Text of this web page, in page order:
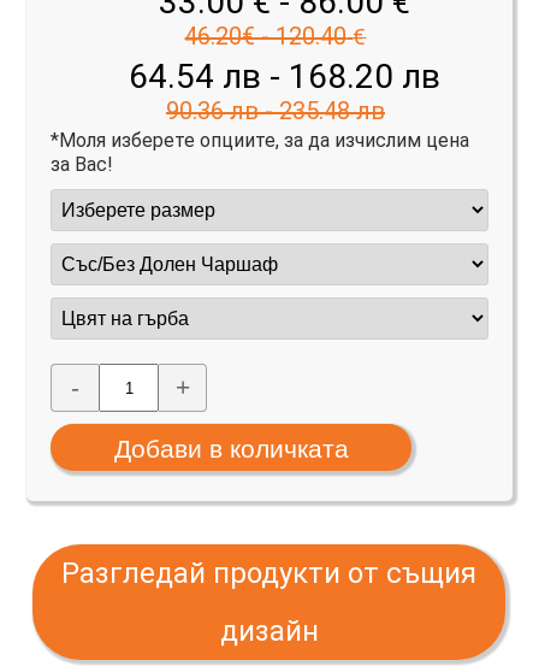
46.20€ - 120.40 €
64.54 лв - 168.20 лв
90.36 лв - 235.48 лв
*Моля изберете опциите, за да изчислим цена
за Вас!
- +
Разгледай продукти от същия
дизайн